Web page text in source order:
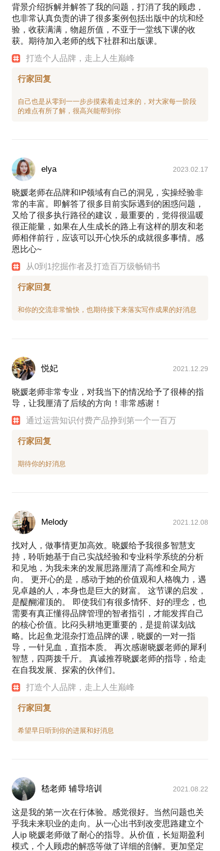
背景介绍拆解并解答了我的问题，打消了我的顾虑，
也非常认真负责的讲了很多案例包括出版中的坑和经
验，收获满满，物超所值，不亚于一堂线下课的收
获。期待加入老师的线下社群和出版课。
打造个人品牌，走上人生巅峰
行家回复
自己也是从零到一一步步摸索着走过来的，对大家每一阶段
elya 2023.02.17
晓媛老师在品牌和IP领域有自己的洞见，实操经验非
常的丰富。即解答了很多目前实际遇到的困惑问题，
又给了很多执行路径的建议，最重要的，觉得很温暖
很正能量，如果在人生成长的路上有这样的朋友和老
师相伴前行，应该可以开心快乐的成就很多事情。感
恩比心~
从0到1挖掘作者及打造百万级畅销书
行家回复
悦妃 2021.12.29
晓媛老师非常专业，对我当下的情况给予了很棒的指
导，让我厘清了后续的方向！非常感谢！
通过运营知识付费产品挣到第一个一百万
行家回复
Melody 2021.12.08
找对人，做事情更加高效。晓媛给予我很多智慧支
持，聆听她基于自己实战经验和专业科学系统的分析
和见地，为我未来的发展思路厘清了高维和全局方
向。 更开心的是，感动于她的价值观和人格魄力，遇
见卓越的人，本身也是巨大的财富。 这节课的启发，
是醍醐灌顶的。 即使我们有很多情怀、好的理念，也
需要有真正懂得品牌管理的智者指引，才能发挥自己
的核心价值。比闷头耕地更重要的，是提前谋划战
略。比起鱼龙混杂打造品牌的课，晓媛的一对一指
导，一针见血，直指本质。 再次感谢晓媛老师的犀利
智慧，四两拨千斤。 真诚推荐晓媛老师的指导，给走
在自我发展、探索的伙伴们。
打造个人品牌，走上人生巅峰
行家回复
嵇老师 辅导培训 2021.08.22
这是我的第一次在行体验。感觉很好。当然问题也关
乎我未来职业的走向。从一心出书到改变思路建立个
人ip 晓媛老师做了耐心的指导。从价值，长短期盈利
模式，个人顾虑的解惑等做了详细的剖解。更加坚定